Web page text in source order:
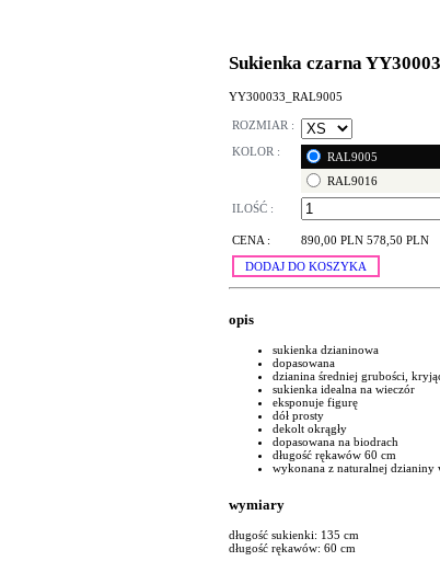
Sukienka czarna
YY300033_RAL9005
ROZMIAR :
KOLOR :
RAL9005
RAL9016
ILOŚĆ :
CENA : 890,00 PLN 578,50 PLN
DODAJ DO KOSZYKA
opis
sukienka dzianinowa
dopasowana
dzianina średniej grubości,
sukienka idealna na wieczór
eksponuje figurę
dół prosty
dekolt okrągły
dopasowana na biodrach
długość rękawów 60 cm
wykonana z naturalnej dzianiny
wymiary
długość sukienki: 135 cm
długość rękawów: 60 cm